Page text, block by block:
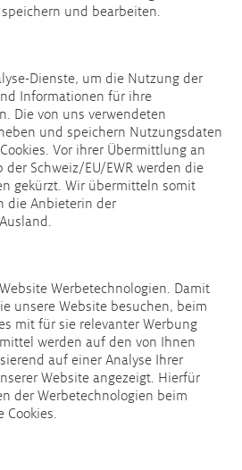
und bearbeiten.
Dienste, um die Nutzung der
Informationen für ihre
Die von uns verwendeten
und speichern Nutzungsdaten
Vor ihrer Übermittlung an
der Schweiz/EU/EWR werden die
gekürzt. Wir übermitteln somit
die Anbieterin der
Werbetechnologien. Damit
unsere Website besuchen, beim
mit für sie relevanter Werbung
werden auf den von Ihnen
auf einer Analyse Ihrer
Website angezeigt. Hierfür
der Werbetechnologien beim